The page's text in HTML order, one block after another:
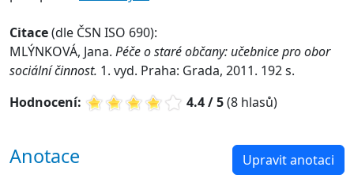
Citace(dle ČSN ISO 690):
MLÝNKOVÁ, Jana. Péče o staré občany: učebnice pro obor
sociální činnost. 1. vyd. Praha: Grada, 2011. 192 s.
Hodnocení:
4.4 / 5(8 hlasů)
Anotace Upravit anotaci